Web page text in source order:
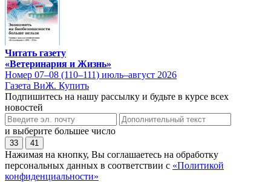
Читать газету
«Ветеринария и Жизнь»
Номер 07–08 (110–111) июль–август 2026
Газета ВиЖ. Купить
Подпишитесь на нашу рассылку и будьте в курсе всех
новостей
и выберите большее число
33 41
Нажимая на кнопку, Вы соглашаетесь на обработку
персональных данных в соответствии с «Политикой
конфиденциальности»